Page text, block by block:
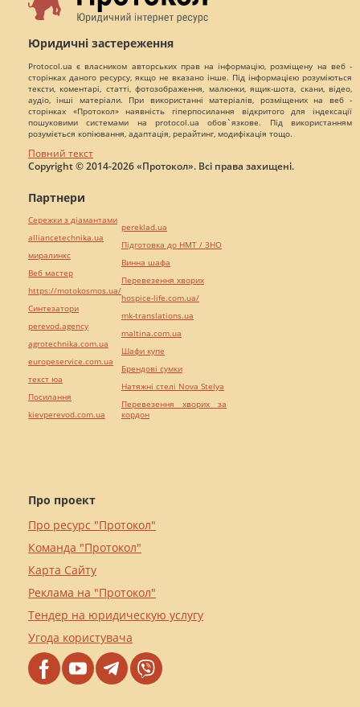
Юридичні застереження
Protocol.ua є власником авторських прав на інформацію, розміщену на веб -
сторінках даного ресурсу, якщо не вказано інше. Під інформацією розуміються
тексти, коментарі, статті, фотозображення, малюнки, ящик-шота, скани, відео,
аудіо, інші матеріали. При використанні матеріалів, розміщених на веб -
сторінках «Протокол» наявність гіперпосилання відкритого для індексації
пошуковими системами на protocol.ua обов`язкове. Під використанням
розуміється копіювання, адаптація, рерайтинг, модифікація тощо.
Повний текст
Copyright © 2014-2026 «Протокол». Всі права захищені.
Про проект
Про ресурс "Протокол"
Команда "Протокол"
Карта Сайту
Реклама на "Протокол"
Тендер на юридическую услугу
Угода користувача
Партнери
Сережки з діамантами
alliancetechnika.ua
миралинкс
Веб мастер
https://motokosmos.ua/
Синтезатори
perevod.agency
agrotechnika.com.ua
europeservice.com.ua
текст юа
Посилання
kievperevod.com.ua
pereklad.ua
Підготовка до НМТ / ЗНО
Винна шафа
Перевезення хворих
hospice-life.com.ua/
mk-translations.ua
maltina.com.ua
Шафи купе
Брендові сумки
Натяжні стелі Nova Stelya
Перевезення хворих за
кордон